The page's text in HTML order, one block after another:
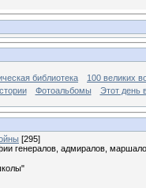
библиотека
100 великих
Фотоальбомы Этот день
[295]
генералов, адмиралов,